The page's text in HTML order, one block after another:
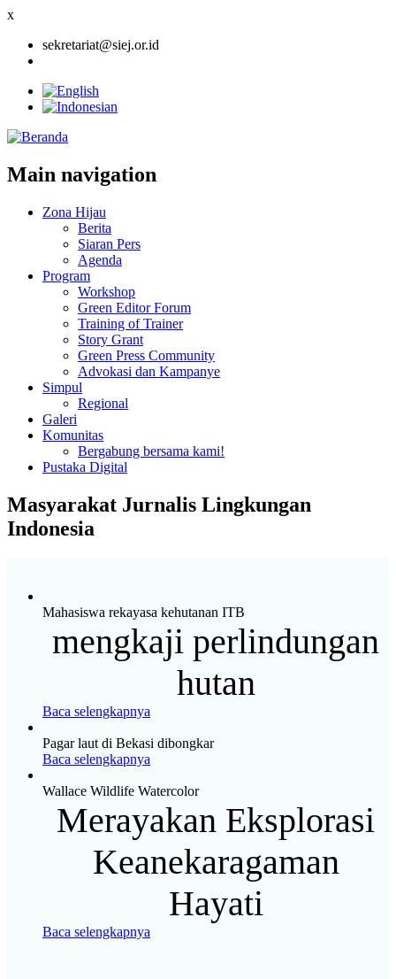
x
sekretariat@siej.or.id
Main navigation
Zona Hijau
Berita
Siaran Pers
Agenda
Program
Workshop
Green Editor Forum
Training of Trainer
Story Grant
Green Press Community
Advokasi dan Kampanye
Simpul
Regional
Galeri
Komunitas
Bergabung bersama kami!
Pustaka Digital
Masyarakat Jurnalis Lingkungan
Indonesia
Mahasiswa rekayasa kehutanan ITB
mengkaji perlindungan
hutan
Baca selengkapnya
Pagar laut di Bekasi dibongkar
Baca selengkapnya
Wallace Wildlife Watercolor
Merayakan Eksplorasi
Keanekaragaman
Hayati
Baca selengkapnya